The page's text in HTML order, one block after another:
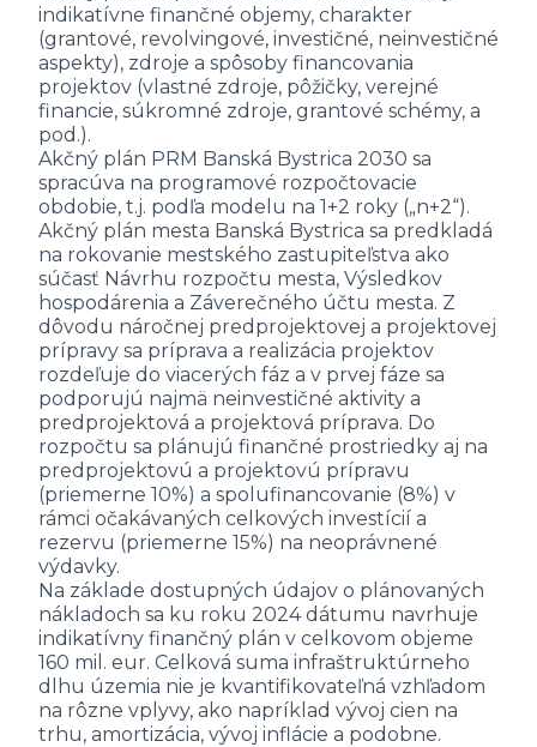
indikatívne finančné objemy, charakter
(grantové, revolvingové, investičné, neinvestičné
aspekty), zdroje a spôsoby financovania
projektov (vlastné zdroje, pôžičky, verejné
financie, súkromné zdroje, grantové schémy, a
pod.).
Akčný plán PRM Banská Bystrica 2030 sa
spracúva na programové rozpočtovacie
obdobie, t.j. podľa modelu na 1+2 roky („n+2“).
Akčný plán mesta Banská Bystrica sa predkladá
na rokovanie mestského zastupiteľstva ako
súčasť Návrhu rozpočtu mesta, Výsledkov
hospodárenia a Záverečného účtu mesta. Z
dôvodu náročnej predprojektovej a projektovej
prípravy sa príprava a realizácia projektov
rozdeľuje do viacerých fáz a v prvej fáze sa
podporujú najmä neinvestičné aktivity a
predprojektová a projektová príprava. Do
rozpočtu sa plánujú finančné prostriedky aj na
predprojektovú a projektovú prípravu
(priemerne 10%) a spolufinancovanie (8%) v
rámci očakávaných celkových investícií a
rezervu (priemerne 15%) na neoprávnené
výdavky.
Na základe dostupných údajov o plánovaných
nákladoch sa ku roku 2024 dátumu navrhuje
indikatívny finančný plán v celkovom objeme
160 mil. eur. Celková suma infraštruktúrneho
dlhu územia nie je kvantifikovateľná vzhľadom
na rôzne vplyvy, ako napríklad vývoj cien na
trhu, amortizácia, vývoj inflácie a podobne.